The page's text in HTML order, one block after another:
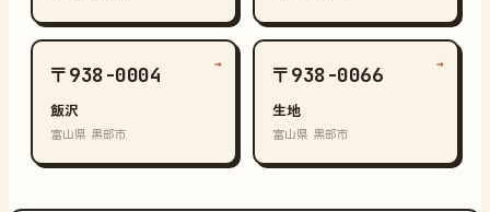
〒938-0004
飯沢
富山県 黒部市
→ 〒938-0066
生地
富山県 黒部市
→